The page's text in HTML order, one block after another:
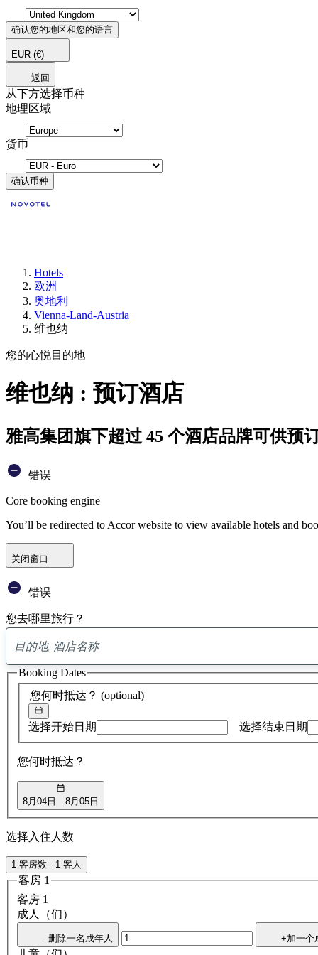
确认您的地区和您的语言
EUR (€)
返回
从下方选择币种
地理区域
货币
确认币种
Hotels
欧洲
奥地利
Vienna-Land-Austria
维也纳
您的心悦目的地
维也纳 : 预订酒店
雅高集团旗下超过 45 个酒店品牌可供预
错误
Core booking engine
You’ll be redirected to Accor website to view available hotels and
关闭窗口
错误
您去哪里旅行？
您何时抵达？ (optional)
选择开始日期 选择结束日期
您何时抵达？
8月04日 8月05日
Booking Dates
选择入住人数
1 客房数 - 1 客人
客房 1
客房 1
成人（们）
- 删除一名成年人 +加一个